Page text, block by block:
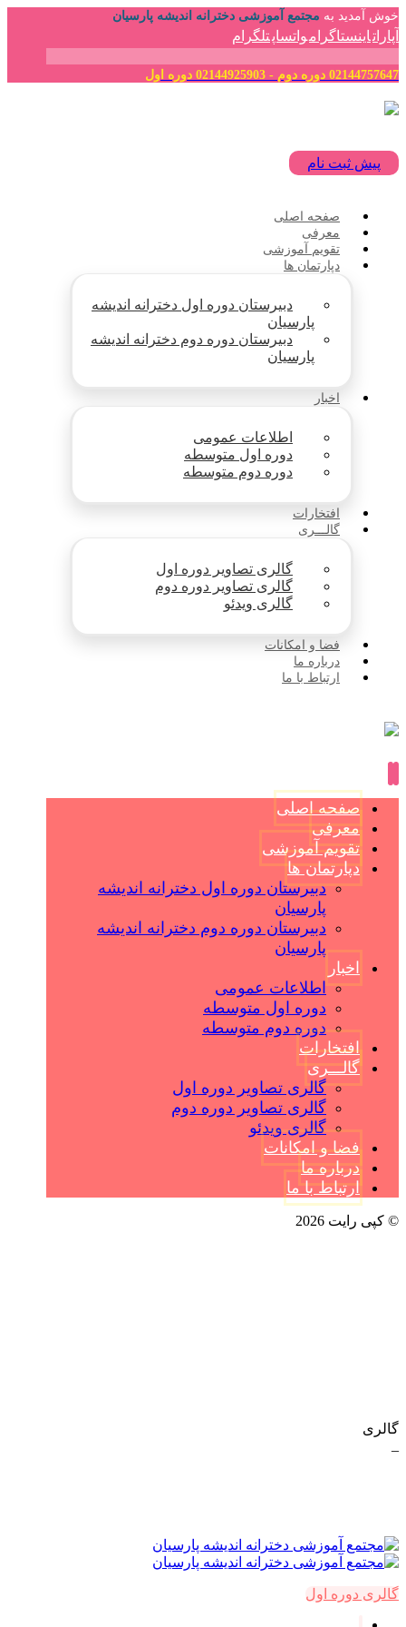
خوش آمدید به مجتمع آموزشی دخترانه اندیشه پارسیان
آپاراتاینستاگرامواتساپتلگرام
02144757647 دوره دوم - 02144925903 دوره اول
پیش ثبت نام
صفحه اصلی
معرفی
تقویم آموزشی
دپارتمان ها
دبیرستان دوره اول دخترانه اندیشه
پارسیان
دبیرستان دوره دوم دخترانه اندیشه
پارسیان
اخبار
اطلاعات عمومی
دوره اول متوسطه
دوره دوم متوسطه
افتخارات
گالـــری
گالری تصاویر دوره اول
گالری تصاویر دوره دوم
گالری ویدئو
فضا و امکانات
درباره ما
ارتباط با ما
صفحه اصلی
معرفی
تقویم آموزشی
دپارتمان ها
دبیرستان دوره اول دخترانه اندیشه
پارسیان
دبیرستان دوره دوم دخترانه اندیشه
پارسیان
اخبار
اطلاعات عمومی
دوره اول متوسطه
دوره دوم متوسطه
افتخارات
گالـــری
گالری تصاویر دوره اول
گالری تصاویر دوره دوم
گالری ویدئو
فضا و امکانات
درباره ما
ارتباط با ما
© کپی رایت 2026
گالری
گالری دوره اول